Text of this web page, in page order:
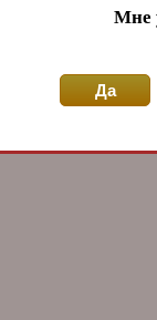
Мне
Да